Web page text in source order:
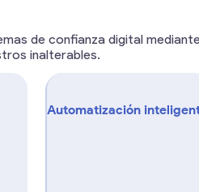
de confianza digital
inalterables.
Automatización